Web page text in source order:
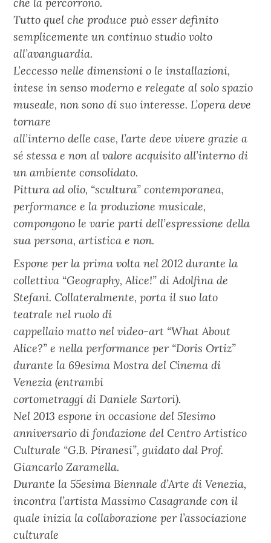
Tutto quel che produce può esser definito
semplicemente un continuo studio volto
all’avanguardia.
L’eccesso nelle dimensioni o le installazioni,
intese in senso moderno e relegate al solo spazio
museale, non sono di suo interesse. L’opera deve
tornare
all’interno delle case, l’arte deve vivere grazie a
sé stessa e non al valore acquisito all’interno di
un ambiente consolidato.
Pittura ad olio, “scultura” contemporanea,
performance e la produzione musicale,
compongono le varie parti dell’espressione della
sua persona, artistica e non.
Espone per la prima volta nel 2012 durante la
collettiva “Geography, Alice!” di Adolfina de
Stefani. Collateralmente, porta il suo lato
teatrale nel ruolo di
cappellaio matto nel video-art “What About
Alice?” e nella performance per “Doris Ortiz”
durante la 69esima Mostra del Cinema di
Venezia (entrambi
cortometraggi di Daniele Sartori).
Nel 2013 espone in occasione del 51esimo
anniversario di fondazione del Centro Artistico
Culturale “G.B. Piranesi”, guidato dal Prof.
Giancarlo Zaramella.
Durante la 55esima Biennale d’Arte di Venezia,
incontra l’artista Massimo Casagrande con il
quale inizia la collaborazione per l’associazione
culturale